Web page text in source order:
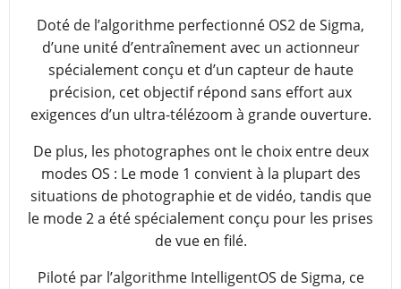
Doté de l’algorithme perfectionné OS2 de Sigma,
d’une unité d’entraînement avec un actionneur
spécialement conçu et d’un capteur de haute
précision, cet objectif répond sans effort aux
exigences d’un ultra-télézoom à grande ouverture.
De plus, les photographes ont le choix entre deux
modes OS : Le mode 1 convient à la plupart des
situations de photographie et de vidéo, tandis que
le mode 2 a été spécialement conçu pour les prises
de vue en filé.
Piloté par l’algorithme IntelligentOS de Sigma, ce